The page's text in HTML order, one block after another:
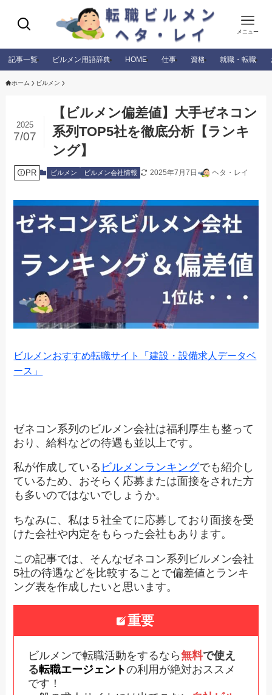
メニュー
記事一覧 ビルメン用語辞典 HOME 仕事 資格 就職・転職
ホーム ビルメン
【ビルメン偏差値】大手ゼネコン
系列TOP5社を徹底分析【ランキ
ング】
2025
7/07
PR ビルメン ビルメン会社情報 2025年7月7日 ヘタ・レイ
ビルメンおすすめ転職サイト「建設・設備求人データベ
ース」
ゼネコン系列のビルメン会社は福利厚生も整って
おり、給料などの待遇も並以上です。
私が作成している ビルメンランキングでも紹介し
ているため、おそらく応募または面接をされた方
も多いのではないでしょうか。
ちなみに、私は５社全てに応募しており面接を受
けた会社や内定をもらった会社もあります。
この記事では、そんなゼネコン系列ビルメン会社
5社の待遇などを比較することで偏差値とランキ
ング表を作成したいと思います。
重要
ビルメンで転職活動をするなら無料で使え
る転職エージェントの利用が絶対おススメ
です！